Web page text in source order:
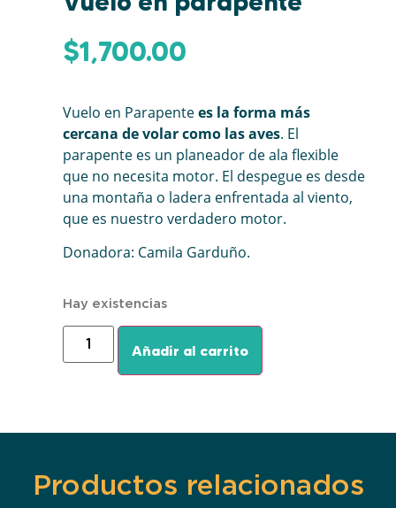
$1,700.00
Vuelo en Parapentees la forma más
cercana de volar como las aves. El
parapente es un planeador de ala flexible
que no necesita motor. El despegue es desde
una montaña o ladera enfrentada al viento,
que es nuestro verdadero motor.
Donadora: Camila Garduño.
Hay existencias
Añadir al carrito
Productos relacionados